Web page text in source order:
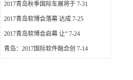
2017青岛秋季国际车展将于 7-31
2017青岛软博会落幕 达成 7-25
2017青岛软博会启幕 让“ 7-24
青岛：2017国际软件融合创 7-14